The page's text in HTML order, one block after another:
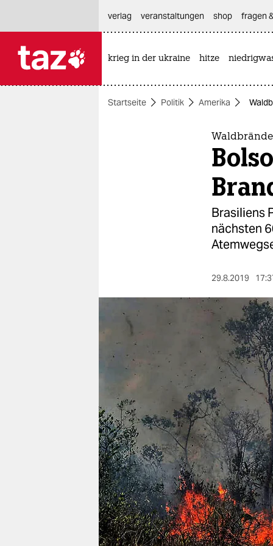
themen
nord
wahrheit
verlag
verlag
veranstaltungen
shop
fragen & hilfe
unterstützen
abo
genossenschaft
verlag
veranstaltungen shop fragen
krieg in der ukraine hitze
Startseite Politik Amerika
Brasiliens
nächsten
29.8.2019